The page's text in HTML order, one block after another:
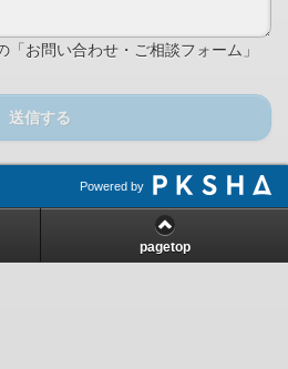
お問い合わせ・ご相談フォーム」
送信する
Powered by
pagetop